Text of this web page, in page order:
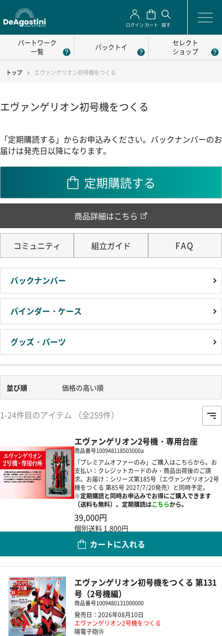
ログイン カート 探す
パートワーク
一覧
パックトイ
セレクト
ショップ
トップ エヴァンゲリオン初号機をつくる
エヴァンゲリオン初号機をつくる
バックナンバー
バインダー・ケース
グッズ・パーツ
「定期購読する」からお申込みください。バックナンバーのお
届けは発売日以降になります。
定期購読する
商品詳細はこちら
コミュニティ 組立ガイド FAQ
並び順 価格の高い順
1-24件目のアイテム （全259件）
エヴァンゲリオン2号機・専用台座
商品番号100948118503000a
「プレミアムオファーのみ」ご購入はこちらから。お
支払い：クレジットカードのみ・商品出荷後のご請
求。お届け：シリーズ第185号（エヴァンゲリオン2号
機をつくる 第85号 2027/7/20発売）と同時予定。
※定期購読と同時お申込みでお得にご購入できます
（送料も無料）。定期購読はこちらから。
39,000円
個別送料 1,800円
カートに入れる
エヴァンゲリオン初号機をつくる 第131
号（2号機編）
商品番号1009480131000000
発売日：2026年08月10日
エヴァンゲリオン2号機をつくる
陽電子砲⑮